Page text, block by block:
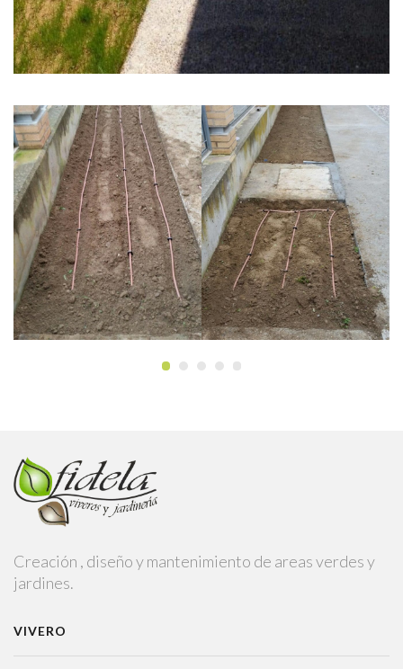
Creación , diseño y mantenimiento de areas verdes y
jardines.
VIVERO